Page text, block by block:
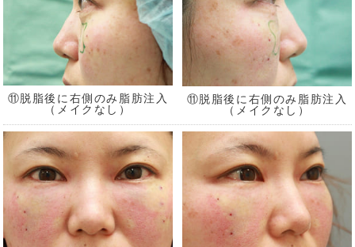
⑪脱脂後に右側のみ脂肪注入
（メイクなし）
⑪脱脂後に右側のみ脂肪注入
（メイクなし）